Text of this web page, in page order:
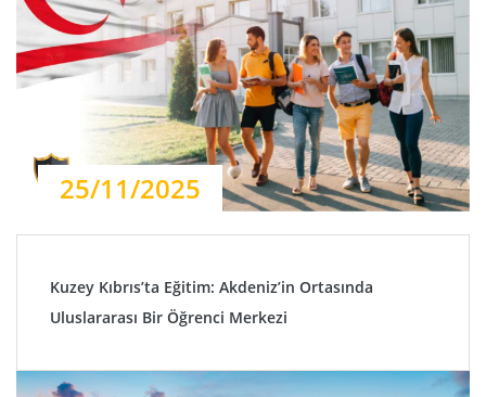
25/11/2025
Kuzey Kıbrıs’ta Eğitim: Akdeniz’in Ortasında
Uluslararası Bir Öğrenci Merkezi